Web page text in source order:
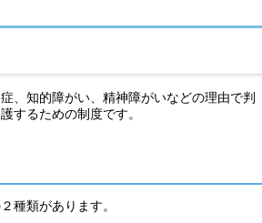
、知的障がい、精神障がいなどの理由で判
するための制度です。
種類があります。